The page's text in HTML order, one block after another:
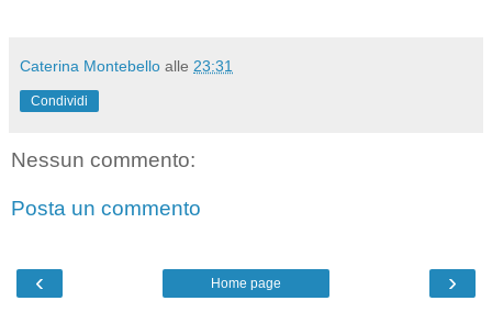
Caterina Montebello alle 23:31
Condividi
Nessun commento:
Posta un commento
‹ ›
Home page